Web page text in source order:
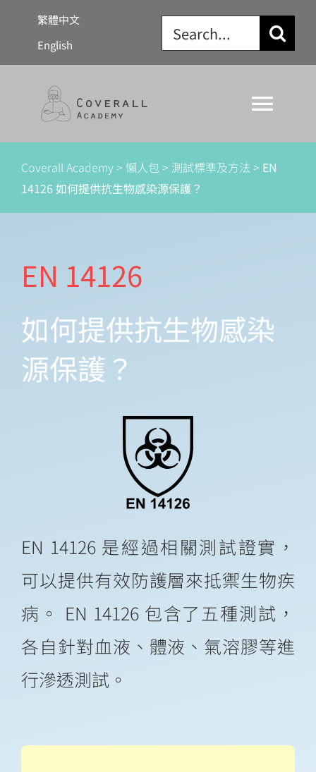
content
繁體中文
English
Search
for:
防護衣法規
學習資源
聯絡我們
Coverall Academy> 懶人包> 測試標準及方法 > EN
14126 如何提供抗生物感染源保護？
EN 14126
如何提供抗生物感染
源保護？
EN 14126 是經過相關測試證實，
可以提供有效防護層來抵禦生物疾
病。 EN 14126 包含了五種測試，
各自針對血液、體液、氣溶膠等進
行滲透測試。